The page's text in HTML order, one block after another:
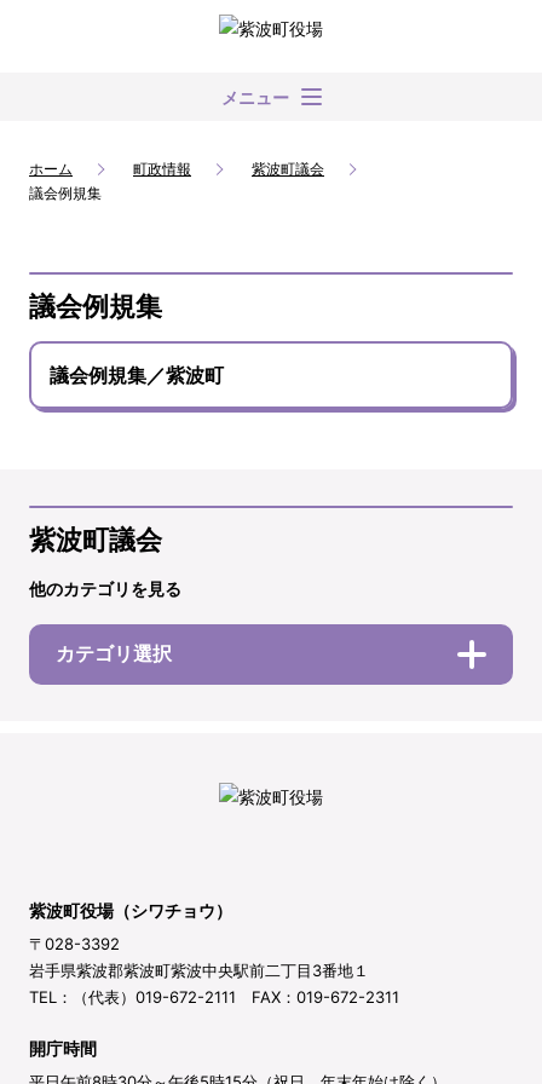
メニュー
ホーム 町政情報
紫波町議会
議会例規集
議会例規集
議会例規集／紫波町
紫波町議会
他のカテゴリを見る
カテゴリ選択
紫波町役場（シワチョウ）
〒028-3392
岩手県紫波郡紫波町紫波中央駅前二丁目3番地１
TEL：（代表）019-672-2111 FAX：019-672-2311
開庁時間